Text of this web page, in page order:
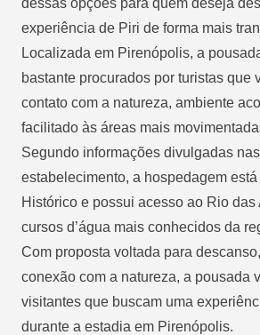
dessas opções para quem deseja
experiência de Piri de forma mais
Localizada em Pirenópolis, a
bastante procurados por turistas que
contato com a natureza, ambiente
facilitado às áreas mais
Segundo informações divulgadas
estabelecimento, a hospedagem
Histórico e possui acesso ao Rio das
cursos d’água mais conhecidos da
Com proposta voltada para
conexão com a natureza, a pousada
visitantes que buscam uma
durante a estadia em Pirenópolis.